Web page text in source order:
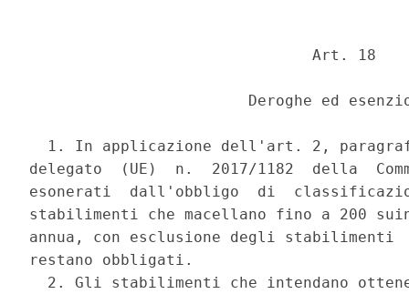
                               Art. 18
Deroghe ed
1. In applicazione dell'art. 2,
delegato  (UE)  n.  2017/1182  della
esonerati  dall'obbligo  di
stabilimenti che macellano fino a 200
annua, con esclusione degli stabilimenti
restano obbligati.
2. Gli stabilimenti che intendano